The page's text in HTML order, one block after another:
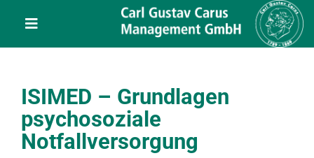
Toggle
Navigation
Über uns
ISIMED – Grundlagen
psychosoziale
Notfallversorgung